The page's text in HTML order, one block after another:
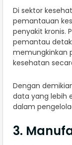
Di sektor
pemantauan
penyakit kronis.
pemantau
memungkinkan
kesehatan
Dengan
data yang lebih
dalam
3.